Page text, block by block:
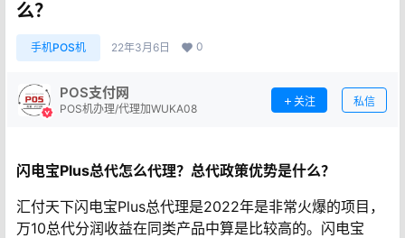
么？
手机POS机 22年3月6日 0
POS支付网
POS机办理/代理加WUKA08
关注 私信
闪电宝Plus总代怎么代理？总代政策优势是什么？
汇付天下闪电宝Plus总代理是2022年是非常火爆的项目，
万10总代分润收益在同类产品中算是比较高的。闪电宝